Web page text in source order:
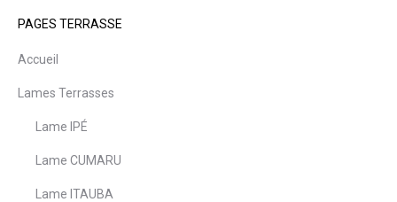
PAGES TERRASSE
Accueil
Lames Terrasses
Lame IPÉ
Lame CUMARU
Lame ITAUBA